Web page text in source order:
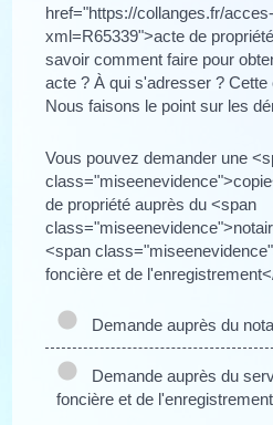
href="https://collanges.fr/
xml=R65339">acte de
savoir comment faire pour
acte ? À qui s'adresser ?
Nous faisons le point sur les
Vous pouvez demander une
de propriété auprès du <span
<span
foncière et de
Demande auprès du
Demande auprès du
foncière et de l'enregistrement